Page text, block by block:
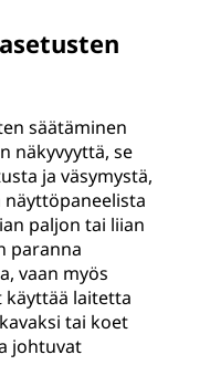
säätäminen
näkyvyyttä, se
ja väsymystä,
paljon tai liian
paranna
vaan myös
käyttää laitetta
tai koet
johtuvat